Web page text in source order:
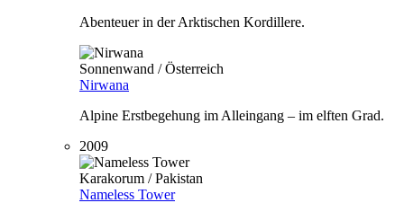
Abenteuer in der Arktischen Kordillere.
Sonnenwand / Österreich
Nirwana
Alpine Erstbegehung im Alleingang – im elften Grad.
2009
Karakorum / Pakistan
Nameless Tower